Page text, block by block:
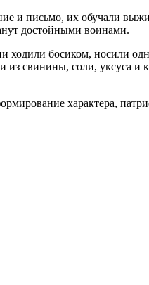
и письмо, их обучали
достойными воинами.
ходили босиком, носили
из свинины, соли, уксуса и
характера,